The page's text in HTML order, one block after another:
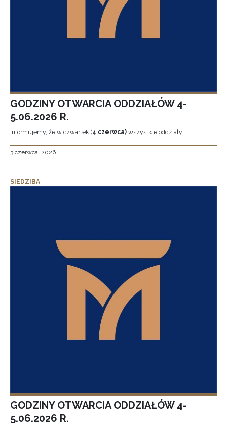
GODZINY OTWARCIA ODDZIAŁÓW 4-
5.06.2026 R.
Informujemy, że w czwartek (4 czerwca) wszystkie oddziały
3 czerwca, 2026
SIEDZIBA
GODZINY OTWARCIA ODDZIAŁÓW 4-
5.06.2026 R.